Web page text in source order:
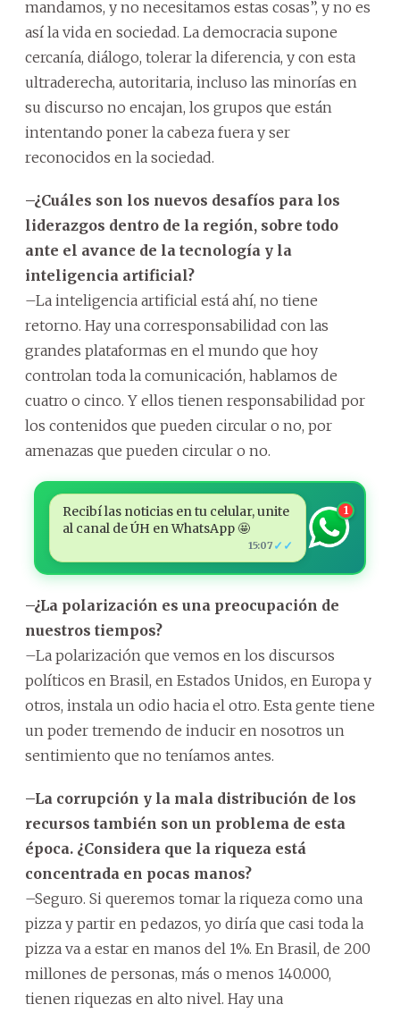
mandamos, y no necesitamos estas cosas”, y no es
así la vida en sociedad. La democracia supone
cercanía, diálogo, tolerar la diferencia, y con esta
ultraderecha, autoritaria, incluso las minorías en
su discurso no encajan, los grupos que están
intentando poner la cabeza fuera y ser
reconocidos en la sociedad.
–¿Cuáles son los nuevos desafíos para los
liderazgos dentro de la región, sobre todo
ante el avance de la tecnología y la
inteligencia artificial?
–La inteligencia artificial está ahí, no tiene
retorno. Hay una corresponsabilidad con las
grandes plataformas en el mundo que hoy
controlan toda la comunicación, hablamos de
cuatro o cinco. Y ellos tienen responsabilidad por
los contenidos que pueden circular o no, por
amenazas que pueden circular o no.
Recibí las noticias en tu celular, unite
al canal de ÚH en WhatsApp 🤩
15:07 ✓✓
1
–¿La polarización es una preocupación de
nuestros tiempos?
–La polarización que vemos en los discursos
políticos en Brasil, en Estados Unidos, en Europa y
otros, instala un odio hacia el otro. Esta gente tiene
un poder tremendo de inducir en nosotros un
sentimiento que no teníamos antes.
–La corrupción y la mala distribución de los
recursos también son un problema de esta
época. ¿Considera que la riqueza está
concentrada en pocas manos?
–Seguro. Si queremos tomar la riqueza como una
pizza y partir en pedazos, yo diría que casi toda la
pizza va a estar en manos del 1%. En Brasil, de 200
millones de personas, más o menos 140.000,
tienen riquezas en alto nivel. Hay una